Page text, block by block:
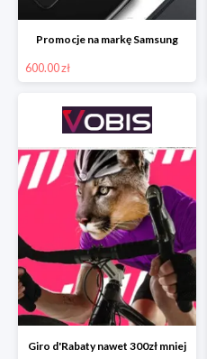
Promocje na markę Samsung
600.00 zł
Giro d'Rabaty nawet 300zł mniej